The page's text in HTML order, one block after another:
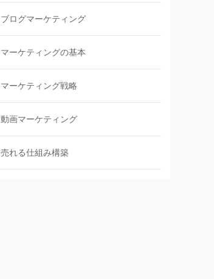
ブログマーケティング
マーケティングの基本
マーケティング戦略
動画マーケティング
売れる仕組み構築